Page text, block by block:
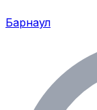
Барнаул